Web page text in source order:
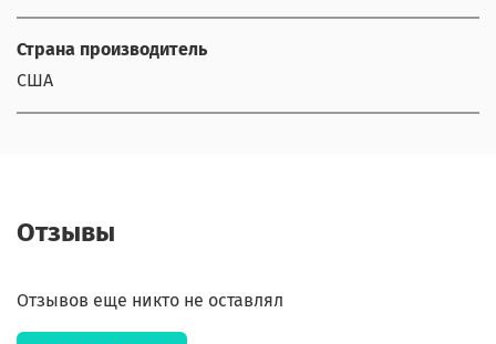
Страна производитель
США
Отзывы
Отзывов еще никто не оставлял